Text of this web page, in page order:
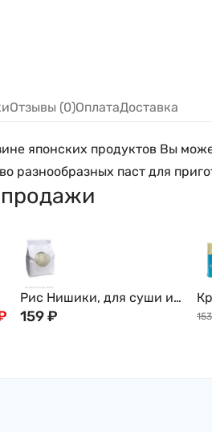
Отзывы (0)ОплатаДоставка
японских продуктов Вы
разнообразных паст для
Рис Нишики, для суши и
роллов, 1кг
159₽ 153